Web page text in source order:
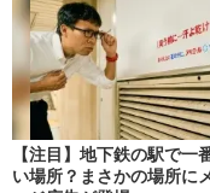
【注目】地下鉄の駅で一
い場所？まさかの場所に